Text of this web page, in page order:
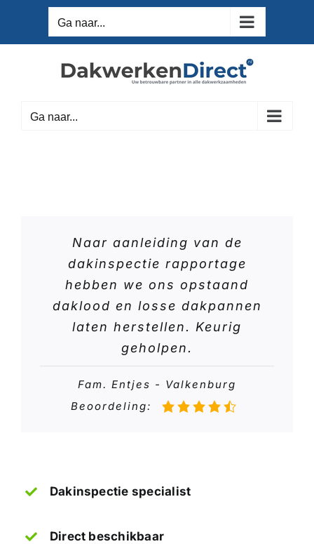
inhoud
Ga naar...
Ga naar...
Naar aanleiding van de
dakinspectie rapportage
hebben we ons opstaand
daklood en losse dakpannen
laten herstellen. Keurig
geholpen.
Fam. Entjes - Valkenburg
Beoordeling:
Dakinspectie specialist
Direct beschikbaar